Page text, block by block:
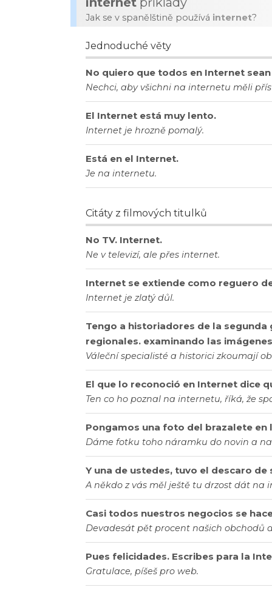
Jak se v spanělštině používá internet?
Jednoduché věty
No quiero que todos en Internet
Nechci, aby všichni na internetu měli
El Internet está muy lento.
Internet je hrozně pomalý.
Está en el Internet.
Je na internetu.
Citáty z filmových titulků
No TV. Internet.
Ne v televizí, ale přes internet.
Internet se extiende como reguero
Internet je zlatý důl.
Tengo a historiadores de la
regionales. examinando las
Váleční specialisté a historici zkoumají
El que lo reconoció en Internet dice
Ten co ho poznal na internetu, říká, že
Pongamos una foto del brazalete
Dáme fotku toho náramku do novin a
Y una de ustedes, tuvo el descaro
A někdo z vás měl ještě tu drzost dát na
Casi todos nuestros negocios se
Devadesát pět procent našich obchodů
Pues felicidades. Escribes para la
Gratulace, píšeš pro web.